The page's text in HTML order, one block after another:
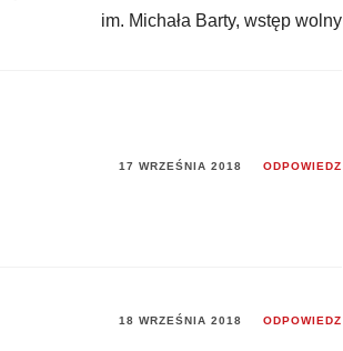
im. Michała Barty, wstęp wolny
17 WRZEŚNIA 2018 ODPOWIEDZ
18 WRZEŚNIA 2018 ODPOWIEDZ